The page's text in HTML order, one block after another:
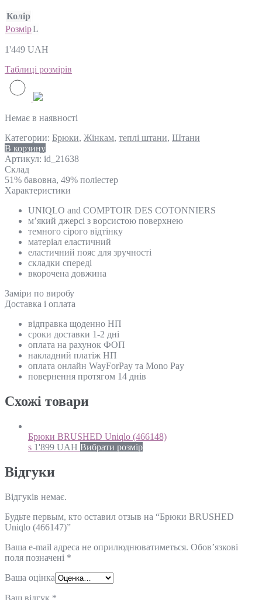
Колір
РозмірL
1'449 UAH
Таблиці розмірів
Немає в наявності
Категории: Брюки, Жінкам, теплі штани, Штани
В корзину
Артикул: id_21638
Склад
51% бавовна, 49% поліестер
Характеристики
UNIQLO and COMPTOIR DES COTONNIERS
м’який джерсі з ворсистою поверхнею
темного сірого відтінку
матеріал еластичний
еластичний пояс для зручності
складки спереді
вкорочена довжина
Замiри по виробу
Доставка і оплата
відправка щоденно НП
сроки доставки 1-2 дні
оплата на рахунок ФОП
накладний платіж НП
оплата онлайн WayForPay та Mono Pay
повернення протягом 14 днів
Схожi товари
Брюки BRUSHED Uniqlo (466148)
s 1'899 UAH Вибрати розмір
Відгуки
Відгуків немає.
Будьте первым, кто оставил отзыв на “Брюки BRUSHED
Uniqlo (466147)”
Ваша e-mail адреса не оприлюднюватиметься. Обов’язкові
поля позначені *
Ваша оцінка
Ваш відгук *